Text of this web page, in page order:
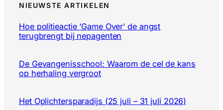
NIEUWSTE ARTIKELEN
Hoe politieactie ‘Game Over’ de angst
terugbrengt bij nepagenten
De Gevangenisschool: Waarom de cel de kans
op herhaling vergroot
Het Oplichtersparadijs (25 juli – 31 juli 2026)